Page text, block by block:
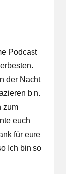
Podcast
der Nacht
bin.
zum
euch
für eure
Ich bin so